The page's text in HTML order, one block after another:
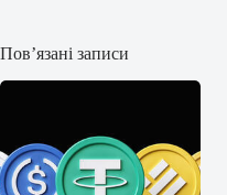
Пов’язані записи